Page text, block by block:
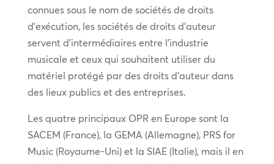
connues sous le nom de sociétés de droits
d’exécution, les sociétés de droits d’auteur
servent d’intermédiaires entre l’industrie
musicale et ceux qui souhaitent utiliser du
matériel protégé par des droits d’auteur dans
des lieux publics et des entreprises.
Les quatre principaux OPR en Europe sont la
SACEM (France), la GEMA (Allemagne), PRS for
Music (Royaume-Uni) et la SIAE (Italie), mais il en